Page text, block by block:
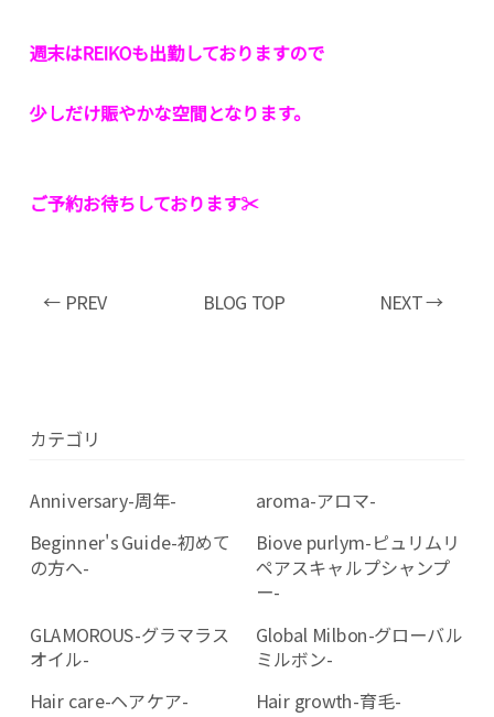
週末はREIKOも出勤しておりますので
少しだけ賑やかな空間となります。
ご予約お待ちしております✂︎
← PREV BLOG TOP NEXT →
カテゴリ
Anniversary-周年-
aroma-アロマ-
Beginner's Guide-初めて
の方へ-
Biove purlym-ピュリムリ
ペアスキャルプシャンプ
ー-
GLAMOROUS-グラマラス
オイル-
Global Milbon-グローバル
ミルボン-
Hair care-ヘアケア-
Hair growth-育毛-